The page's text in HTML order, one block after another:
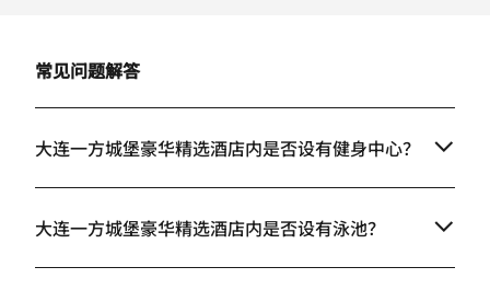
常见问题解答
大连一方城堡豪华精选酒店内是否设有健身中心？
大连一方城堡豪华精选酒店内是否设有泳池？